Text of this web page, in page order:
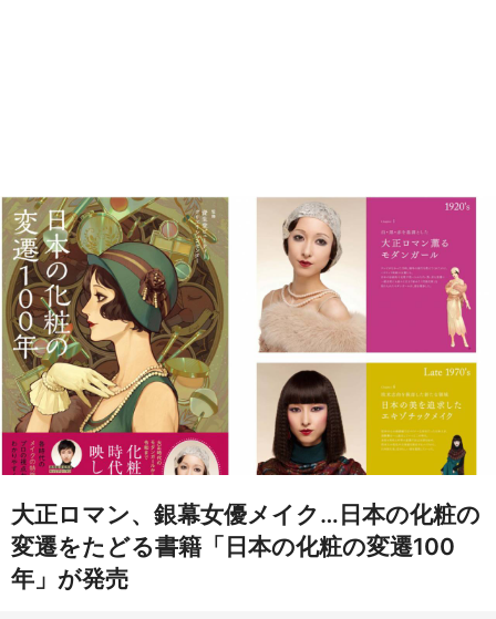
大正ロマン、銀幕女優メイク…日本の化粧の
変遷をたどる書籍「日本の化粧の変遷100
年」が発売